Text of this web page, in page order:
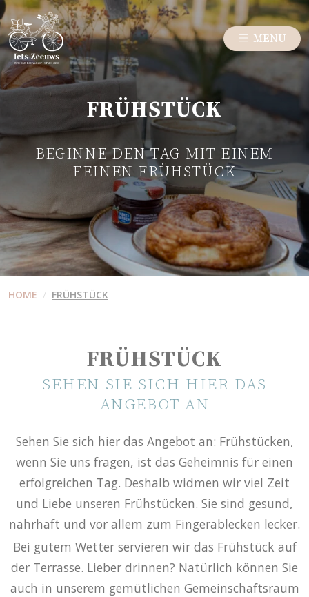
MENU
FRÜHSTÜCK
BEGINNE DEN TAG MIT EINEM
FEINEN FRÜHSTÜCK
HOME / FRÜHSTÜCK
FRÜHSTÜCK
SEHEN SIE SICH HIER DAS
ANGEBOT AN
Sehen Sie sich hier das Angebot an: Frühstücken,
wenn Sie uns fragen, ist das Geheimnis für einen
erfolgreichen Tag. Deshalb widmen wir viel Zeit
und Liebe unseren Frühstücken. Sie sind gesund,
nahrhaft und vor allem zum Fingerablecken lecker.
Bei gutem Wetter servieren wir das Frühstück auf
der Terrasse. Lieber drinnen? Natürlich können Sie
auch in unserem gemütlichen Gemeinschaftsraum